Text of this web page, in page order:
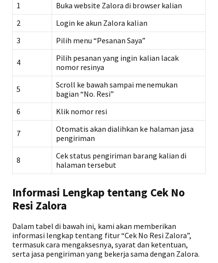
1
Buka website Zalora di browser kalian
2
Login ke akun Zalora kalian
3
Pilih menu “Pesanan Saya”
4
Pilih pesanan yang ingin kalian lacak
nomor resinya
5
Scroll ke bawah sampai menemukan
bagian “No. Resi”
6
Klik nomor resi
7
Otomatis akan dialihkan ke halaman jasa
pengiriman
8
Cek status pengiriman barang kalian di
halaman tersebut
Informasi Lengkap tentang Cek No
Resi Zalora
Dalam tabel di bawah ini, kami akan memberikan
informasi lengkap tentang fitur “Cek No Resi Zalora”,
termasuk cara mengaksesnya, syarat dan ketentuan,
serta jasa pengiriman yang bekerja sama dengan Zalora.